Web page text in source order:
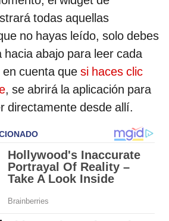
todas aquellas
no hayas leído, solo debes
hacia abajo para leer cada
en cuenta que si haces clic
, se abrirá la aplicación para
directamente desde allí.